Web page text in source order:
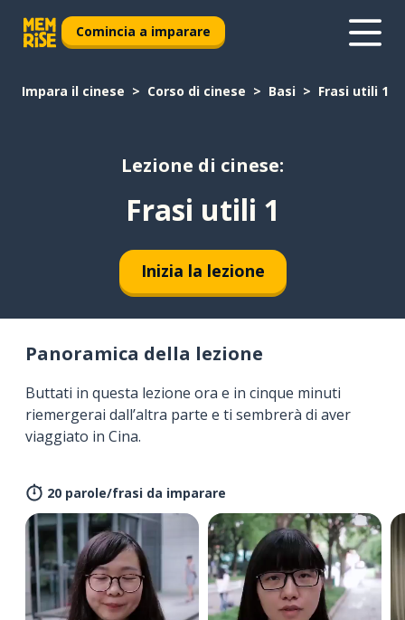
Comincia a imparare
Impara il cinese Corso di cinese Basi Frasi utili 1
Lezione di cinese:
Frasi utili 1
Inizia la lezione
Panoramica della lezione
Buttati in questa lezione ora e in cinque minuti
riemergerai dall’altra parte e ti sembrerà di aver
viaggiato in Cina.
20 parole/frasi da imparare